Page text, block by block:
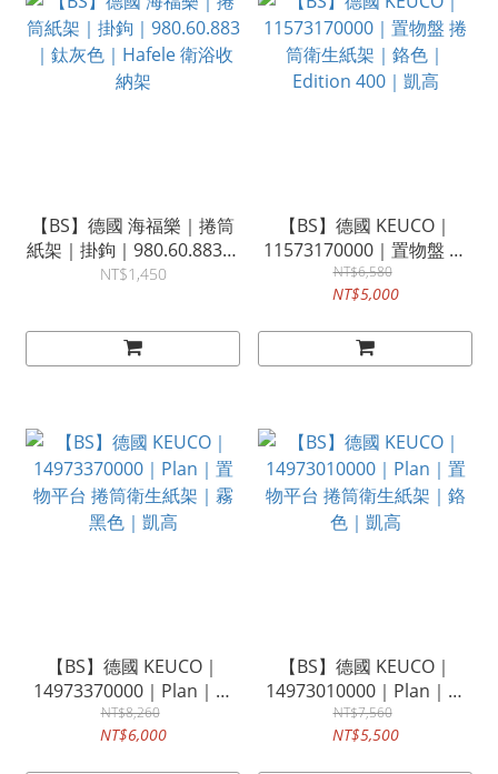
【BS】德國 海福樂｜捲筒
紙架｜掛鉤｜980.60.883｜
鈦灰色｜Hafele 衛浴收納
NT$1,450
【BS】德國 KEUCO｜
11573170000｜置物盤 捲
筒衛生紙架｜鉻色｜
Edition 400｜凱高
NT$6,580
NT$5,000
【BS】德國 KEUCO｜
14973370000｜Plan｜置
物平台 捲筒衛生紙架｜霧
黑色｜凱高
NT$8,260
NT$6,000
【BS】德國 KEUCO｜
14973010000｜Plan｜置
物平台 捲筒衛生紙架｜鉻
色｜凱高
NT$7,560
NT$5,500